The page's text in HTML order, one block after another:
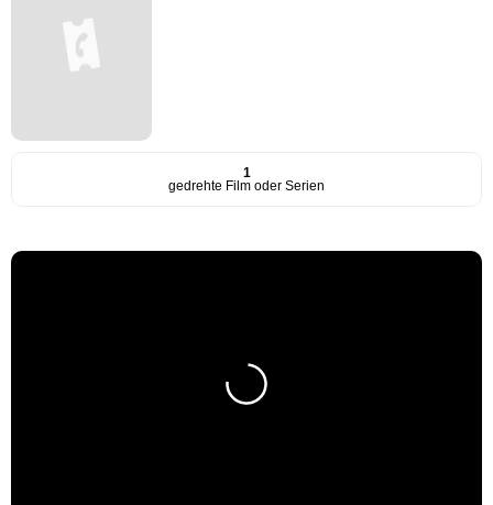
1
gedrehte Film oder Serien